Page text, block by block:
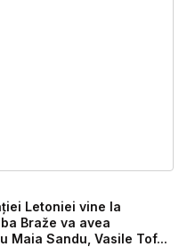
Letoniei vine la
Braže va avea
Maia Sandu, Vasile Tof...